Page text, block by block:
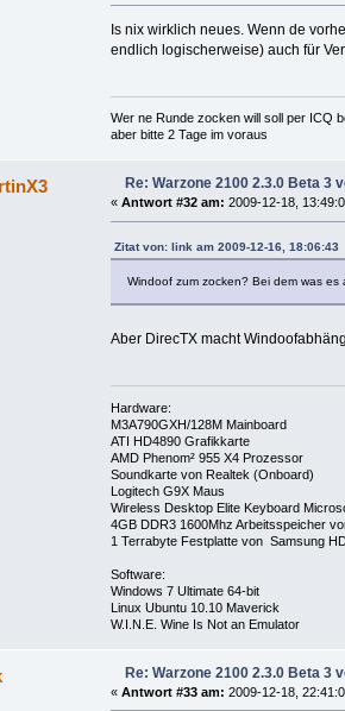
Is nix wirklich neues. Wenn de
endlich logischerweise) auch für
Wer ne Runde zocken will soll per ICQ
aber bitte 2 Tage im voraus
Re: Warzone 2100 2.3.0 Beta 3
« Antwort #32 am: 2009-12-18,
Zitat von: link am 2009-12-16, 18:06:43
Windoof zum zocken? Bei dem was
Aber DirecTX macht
Hardware:
M3A790GXH/128M Mainboard
ATI HD4890 Grafikkarte
AMD Phenom² 955 X4 Prozessor
Soundkarte von Realtek (Onboard)
Logitech G9X Maus
Wireless Desktop Elite Keyboard
4GB DDR3 1600Mhz Arbeitsspeicher
1 Terrabyte Festplatte von Samsung
Software:
Windows 7 Ultimate 64-bit
Linux Ubuntu 10.10 Maverick
W.I.N.E. Wine Is Not an Emulator
Re: Warzone 2100 2.3.0 Beta 3
« Antwort #33 am: 2009-12-18,